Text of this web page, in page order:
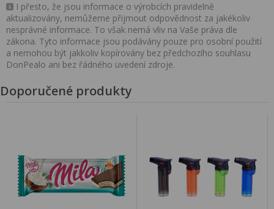
I přesto, že jsou informace o výrobcích pravidelně
aktualizovány, nemůžeme přijmout odpovědnost za jakékoliv
nesprávné informace. To však nemá vliv na Vaše práva dle
zákona. Tyto informace jsou podávány pouze pro osobní použití
a nemohou být jakkoliv kopírovány bez předchozího souhlasu
DonPealo ani bez řádného uvedení zdroje.
Doporučené produkty